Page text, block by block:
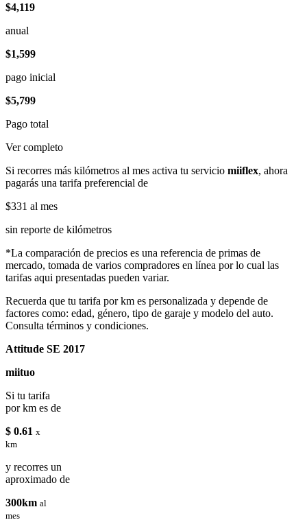
$4,119
anual
$1,599
pago inicial
$5,799
Pago total
Ver completo
Si recorres más kilómetros al mes activa tu servicio miiflex, ahora
pagarás una tarifa preferencial de
$331 al mes
sin reporte de kilómetros
*La comparación de precios es una referencia de primas de
mercado, tomada de varios compradores en línea por lo cual las
tarifas aqui presentadas pueden variar.
Recuerda que tu tarifa por km es personalizada y depende de
factores como: edad, género, tipo de garaje y modelo del auto.
Consulta términos y condiciones.
Attitude SE 2017
miituo
Si tu tarifa
por km es de
$ 0.61 x
km
y recorres un
aproximado de
300km al
mes